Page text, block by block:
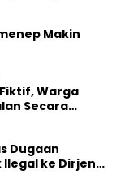
Makin
Warga
Secara
Dugaan
ke Dirjen